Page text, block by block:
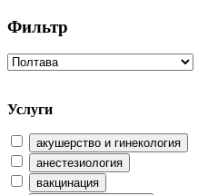
Фильтр
Услуги
акушерство и гинекология
анестезиология
вакцинация